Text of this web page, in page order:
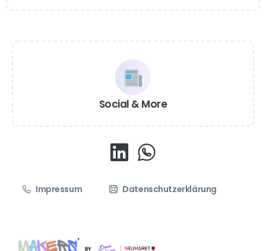
Social & More
Impressum Datenschutzerklärung